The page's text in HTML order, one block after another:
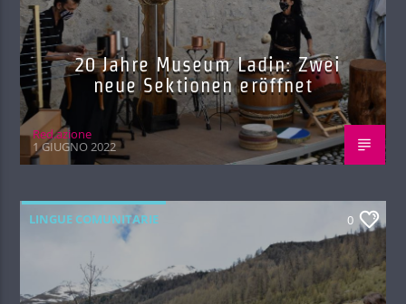
20 Jahre Museum Ladin: Zwei
neue Sektionen eröffnet
Red.azione
1 GIUGNO 2022
LINGUE COMUNITARIE 0